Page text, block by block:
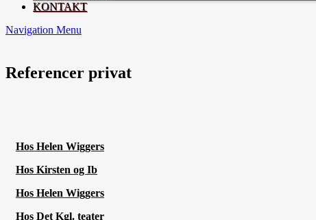
KONTAKT
Navigation Menu
Referencer privat
Hos Helen Wiggers
Hos Kirsten og Ib
Hos Helen Wiggers
Hos Det Kgl. teater